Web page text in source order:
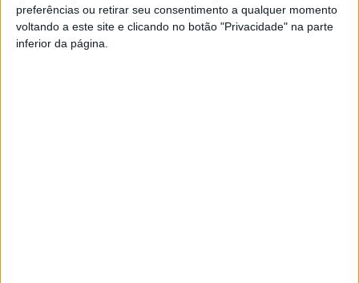
preferências ou retirar seu consentimento a qualquer momento
voltando a este site e clicando no botão "Privacidade" na parte
inferior da página.
A Associação Distrital de Judo conta que os pequenos
judocas tiveram ainda a surpresa do Pai Natal e da atleta